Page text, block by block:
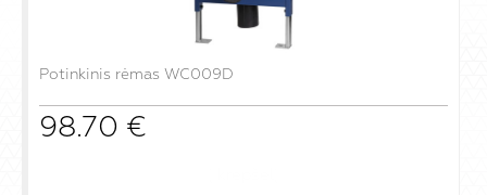
Potinkinis rėmas WC009D
98.70 €